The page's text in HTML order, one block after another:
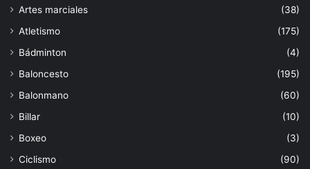
Artes marciales
(38)
Atletismo
(175)
Bádminton
(4)
Baloncesto
(195)
Balonmano
(60)
Billar
(10)
Boxeo
(3)
Ciclismo
(90)